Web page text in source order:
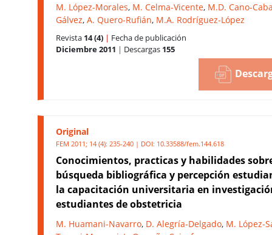
M. López-Morales, M. Celma-Vicente, M.D. Cano-
Gálvez, A. Quero-Rufián, M.A. Rodríguez-López
Revista 14 (4) | Fecha de publicación
Diciembre 2011 | Descargas 155
Original
FEM 2011; 14 (4): 235-240 | DOI: 10.33588/fem.144.618
Conocimientos, practicas y habilidades
búsqueda bibliográfica y percepción
la capacitación universitaria en
estudiantes de obstetricia
M. Huamani-Navarro, D. Alegría-Delgado, M. López-